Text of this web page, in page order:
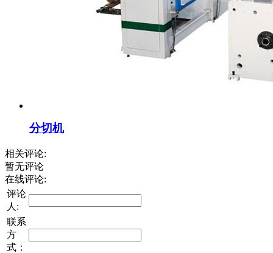
分切机
相关评论:
暂无评论
在线评论:
评论
人:
联系
方
式：